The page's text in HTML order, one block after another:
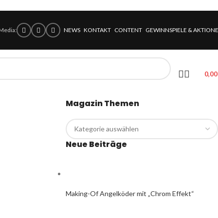
NEWS KONTAKT CONTENT GEWINNSPIELE &
Magazin Themen
Neue Beiträge
Making-Of Angelköder mit „Chrom Effekt“